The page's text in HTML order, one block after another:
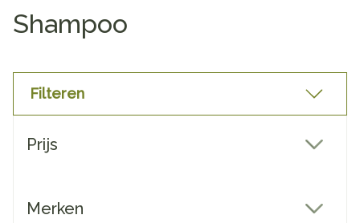
Shampoo
Filteren
Prijs
Merken